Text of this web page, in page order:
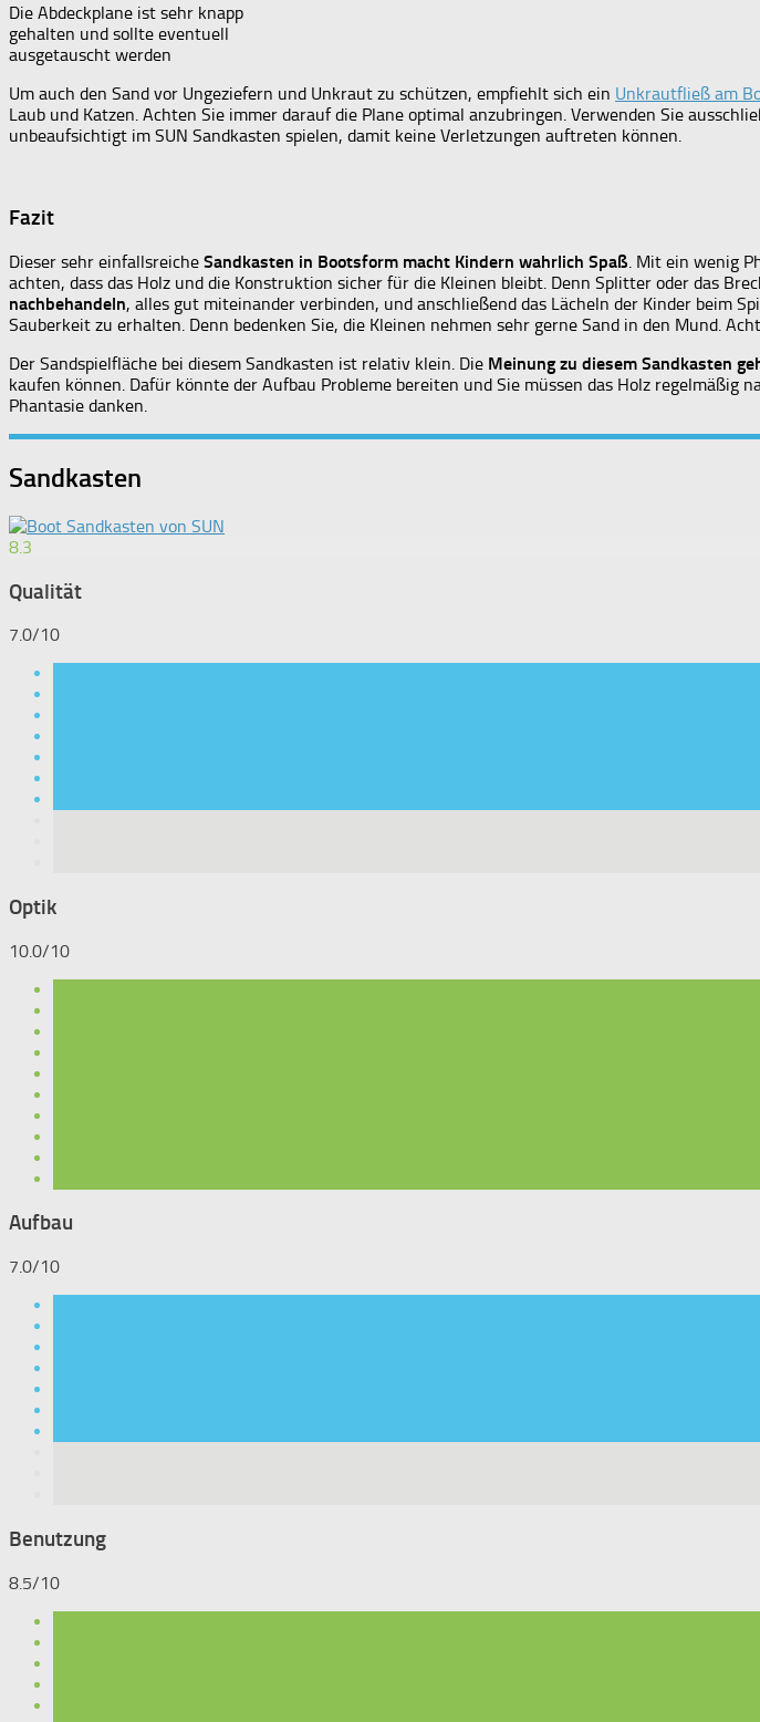
Die Abdeckplane ist sehr knapp
gehalten und sollte eventuell
ausgetauscht werden
Um auch den Sand vor Ungeziefern und Unkraut zu schützen, empfiehlt sich ein Unkrautfließ am
Laub und Katzen. Achten Sie immer darauf die Plane optimal anzubringen. Verwenden Sie
unbeaufsichtigt im SUN Sandkasten spielen, damit keine Verletzungen auftreten können.
Fazit
Dieser sehr einfallsreiche Sandkasten in Bootsform macht Kindern wahrlich Spaß. Mit ein wenig
achten, dass das Holz und die Konstruktion sicher für die Kleinen bleibt. Denn Splitter oder das
nachbehandeln, alles gut miteinander verbinden, und anschließend das Lächeln der Kinder beim
Sauberkeit zu erhalten. Denn bedenken Sie, die Kleinen nehmen sehr gerne Sand in den Mund.
Der Sandspielfläche bei diesem Sandkasten ist relativ klein. Die Meinung zu diesem Sandkasten
kaufen können. Dafür könnte der Aufbau Probleme bereiten und Sie müssen das Holz
Phantasie danken.
Sandkasten
8.3
Qualität
7.0/10
Optik
10.0/10
Aufbau
7.0/10
Benutzung
8.5/10